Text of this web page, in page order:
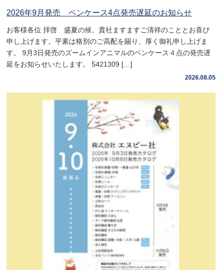
2026年9月発売 ペンケース4点発売遅延のお知らせ
お客様各位 拝啓 盛夏の候、貴社ますますご清祥のこととお喜び
申し上げます。平素は格別のご高配を賜り、厚く御礼申し上げま
す。 9月3日発売のズームインアニマルのペンケース４点の発売遅
延をお知らせいたします。 5421309 […]
2026.08.05